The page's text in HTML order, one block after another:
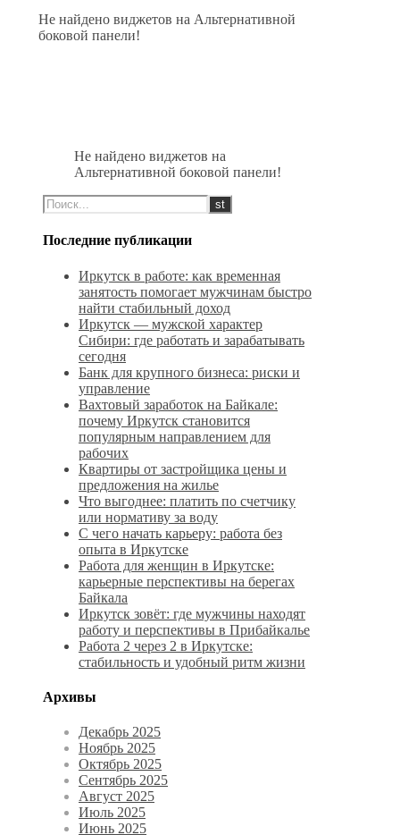
Не найдено виджетов на Альтернативной
боковой панели!
Не найдено виджетов на
Альтернативной боковой панели!
Последние публикации
Иркутск в работе: как временная
занятость помогает мужчинам быстро
найти стабильный доход
Иркутск — мужской характер
Сибири: где работать и зарабатывать
сегодня
Банк для крупного бизнеса: риски и
управление
Вахтовый заработок на Байкале:
почему Иркутск становится
популярным направлением для
рабочих
Квартиры от застройщика цены и
предложения на жилье
Что выгоднее: платить по счетчику
или нормативу за воду
С чего начать карьеру: работа без
опыта в Иркутске
Работа для женщин в Иркутске:
карьерные перспективы на берегах
Байкала
Иркутск зовёт: где мужчины находят
работу и перспективы в Прибайкалье
Работа 2 через 2 в Иркутске:
стабильность и удобный ритм жизни
Архивы
Декабрь 2025
Ноябрь 2025
Октябрь 2025
Сентябрь 2025
Август 2025
Июль 2025
Июнь 2025